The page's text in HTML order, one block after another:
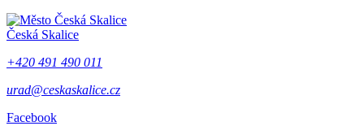
Česká Skalice
+420 491 490 011
urad@ceskaskalice.cz
Facebook